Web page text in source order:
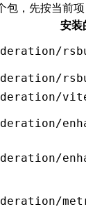
，先按当前项
安装